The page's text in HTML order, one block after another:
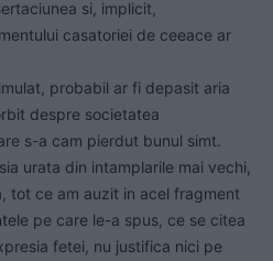
si, implicit,
casatoriei de ceeace ar
probabil ar fi depasit aria
despre societatea
s-a cam pierdut bunul simt.
urata din intamplarile mai vechi,
tot ce am auzit in acel fragment
pe care le-a spus, ce se citea
fetei, nu justifica nici pe